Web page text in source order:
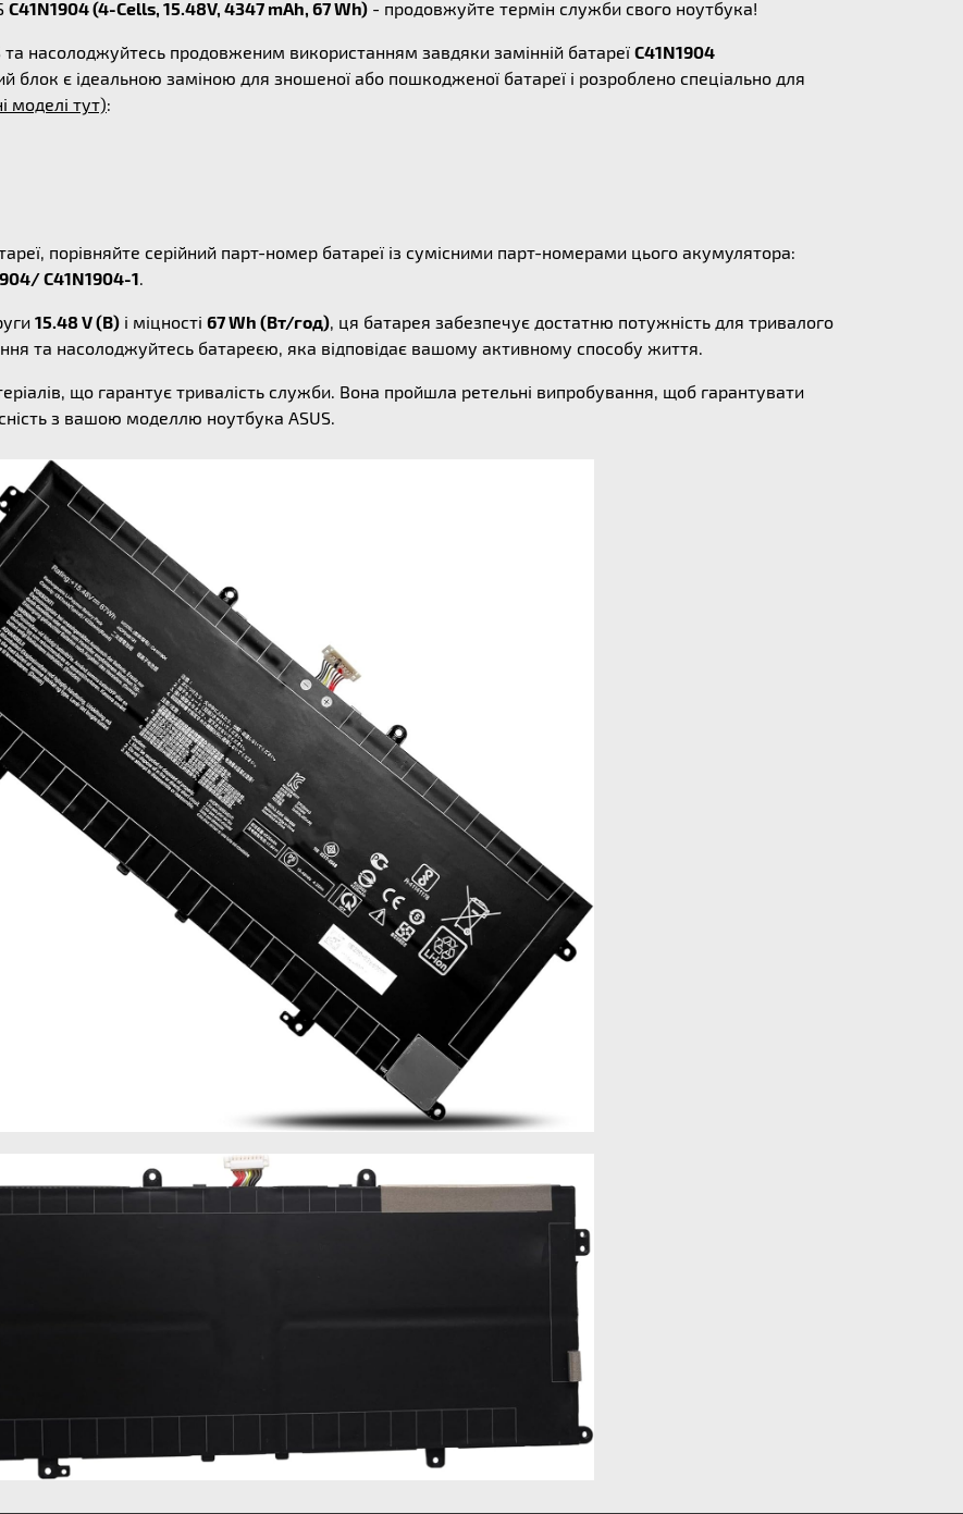
C41N1904 (4-Cells, 15.48V, 4347 mAh, 67 Wh) - продовжуйте термін служби свого ноутбука!
та насолоджуйтесь продовженим використанням завдяки замінній батареї C41N1904
блок є ідеальною заміною для зношеної або пошкодженої батареї і розроблено спеціально для
моделі тут):
порівняйте серійний парт-номер батареї із сумісними парт-номерами цього акумулятора:
C41N1904-1.
15.48 V (В) і міцності 67 Wh (Вт/год), ця батарея забезпечує достатню потужність для тривалого
та насолоджуйтесь батареєю, яка відповідає вашому активному способу життя.
що гарантує тривалість служби. Вона пройшла ретельні випробування, щоб гарантувати
з вашою моделлю ноутбука ASUS.